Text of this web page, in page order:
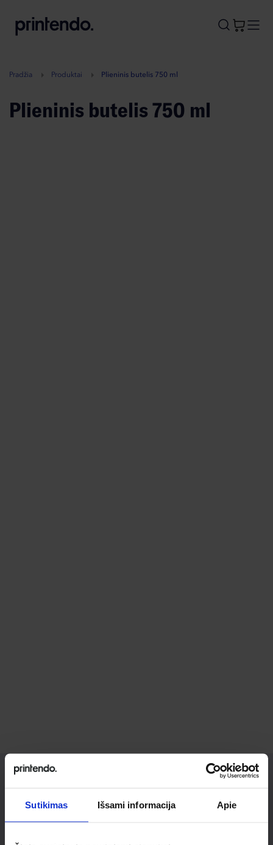
Sutikimas Išsami informacija Apie
A
Pradžia Produktai Plieninis butelis 750 ml
Plieninis butelis 750 ml
Ieškai
individualaus